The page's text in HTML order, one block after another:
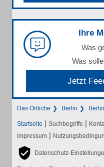
Ihre
Was
Was
Jetzt
Das Örtliche Berlin Berlin
Startseite | Suchbegriffe |
Impressum |
Datenschutz-